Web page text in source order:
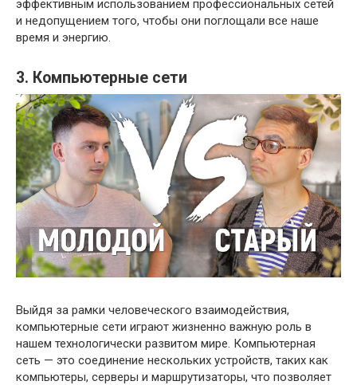
эффективным использованием профессиональных сетей
и недопущением того, чтобы они поглощали все наше
время и энергию.
3. Компьютерные сети
Выйдя за рамки человеческого взаимодействия,
компьютерные сети играют жизненно важную роль в
нашем технологически развитом мире. Компьютерная
сеть — это соединение нескольких устройств, таких как
компьютеры, серверы и маршрутизаторы, что позволяет